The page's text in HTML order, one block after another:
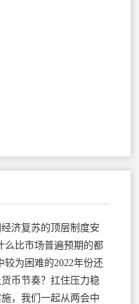
济复苏的顶层制度安
么比市场普遍预期的都
为困难的2022年份还
币节奏？扛住压力稳
，我们一起从两会中